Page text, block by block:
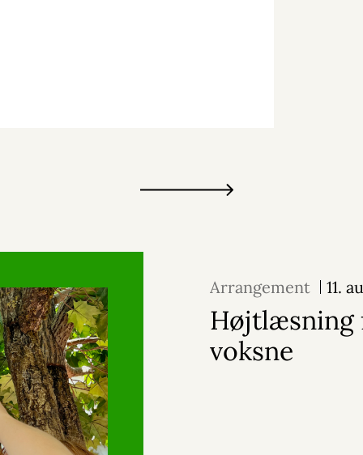
Arrangement 11.
Højtlæsning
voksne